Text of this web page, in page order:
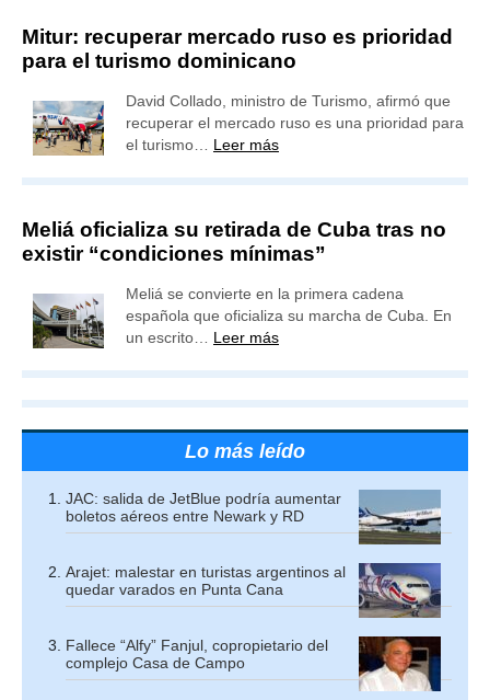
Mitur: recuperar mercado ruso es prioridad
para el turismo dominicano
David Collado, ministro de Turismo, afirmó que
recuperar el mercado ruso es una prioridad para
el turismo… Leer más
Meliá oficializa su retirada de Cuba tras no
existir “condiciones mínimas”
Meliá se convierte en la primera cadena
española que oficializa su marcha de Cuba. En
un escrito… Leer más
Lo más leído
JAC: salida de JetBlue podría aumentar
boletos aéreos entre Newark y RD
Arajet: malestar en turistas argentinos al
quedar varados en Punta Cana
Fallece “Alfy” Fanjul, copropietario del
complejo Casa de Campo